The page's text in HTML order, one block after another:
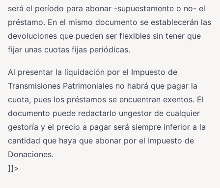
será el período para abonar -supuestamente o no- el
préstamo. En el mismo documento se establecerán las
devoluciones que pueden ser flexibles sin tener que
fijar unas cuotas fijas periódicas.
Al presentar la liquidación por el Impuesto de
Transmisiones Patrimoniales no habrá que pagar la
cuota, pues los préstamos se encuentran exentos. El
documento puede redactarlo ungestor de cualquier
gestoría y el precio a pagar será siempre inferior a la
cantidad que haya que abonar por el Impuesto de
Donaciones.
]]>